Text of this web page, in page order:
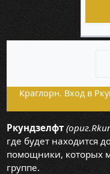
Краглорн. Вход в
Ркундзелфт
где будет находится
помощники, которых
группе.